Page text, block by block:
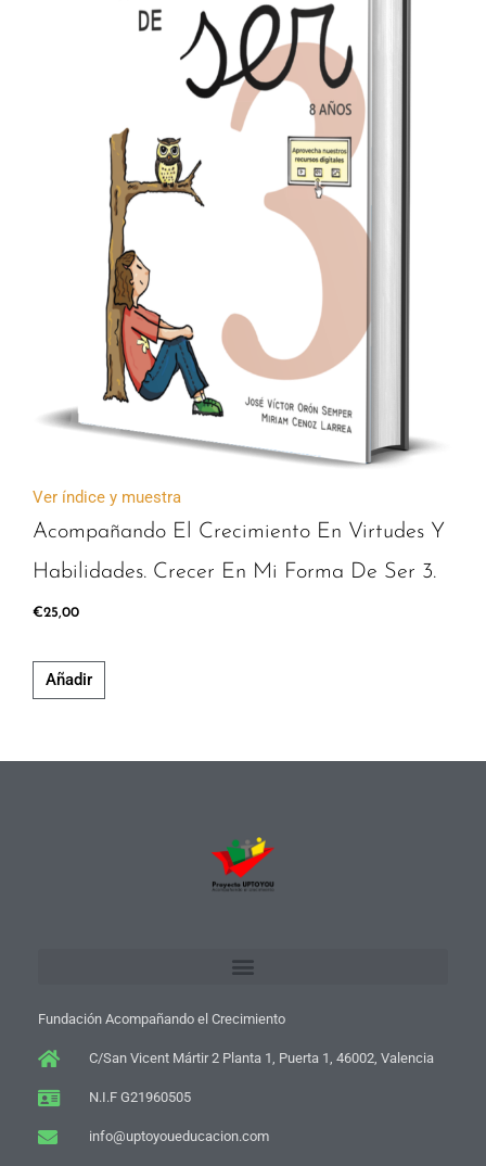
Ver índice y muestra
Acompañando El Crecimiento En Virtudes Y
Habilidades. Crecer En Mi Forma De Ser 3.
€25,00
Añadir
Fundación Acompañando el Crecimiento
C/San Vicent Mártir 2 Planta 1, Puerta 1, 46002, Valencia
N.I.F G21960505
info@uptoyoueducacion.com